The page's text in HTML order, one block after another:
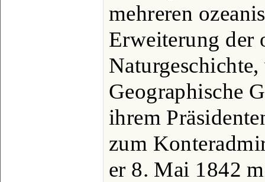
mehreren
Erweiterung der
Geographische
ihrem
zum
er 8. Mai 1842